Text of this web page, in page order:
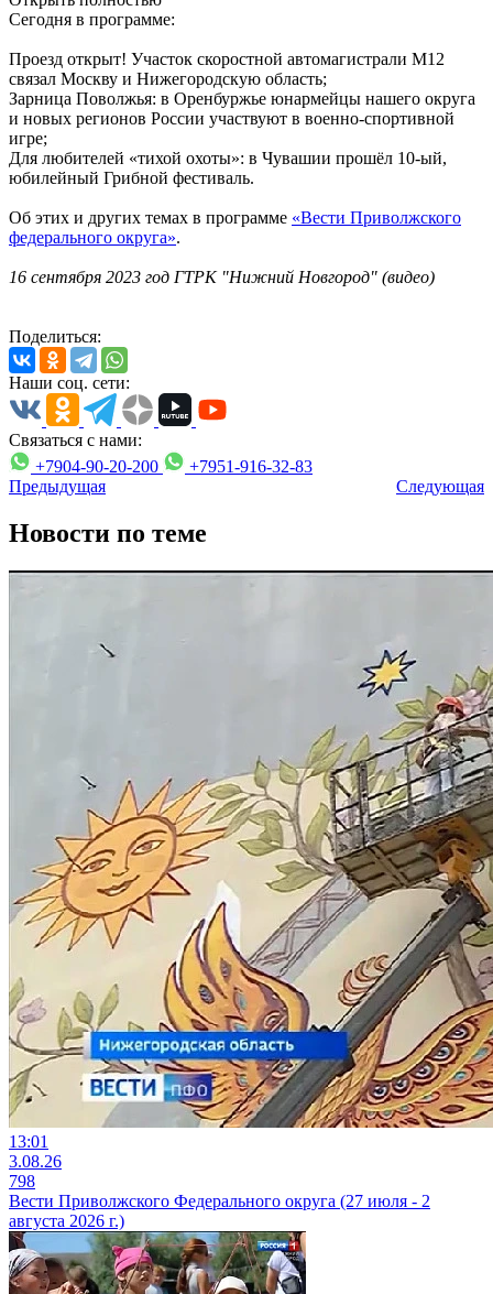
Сегодня в программе:
Проезд открыт! Участок скоростной автомагистрали М12
связал Москву и Нижегородскую область;
Зарница Поволжья: в Оренбуржье юнармейцы нашего округа
и новых регионов России участвуют в военно-спортивной
игре;
Для любителей «тихой охоты»: в Чувашии прошёл 10-ый,
юбилейный Грибной фестиваль.
Об этих и других темах в программе «Вести Приволжского
федерального округа».
16 сентября 2023 год ГТРК "Нижний Новгород" (видео)
Поделиться:
Наши соц. сети:
Связаться с нами:
+7904-90-20-200
+7951-916-32-83
Предыдущая
Следующая
Новости по теме
13:01
3.08.26
798
Вести Приволжского Федерального округа (27 июля - 2
августа 2026 г.)